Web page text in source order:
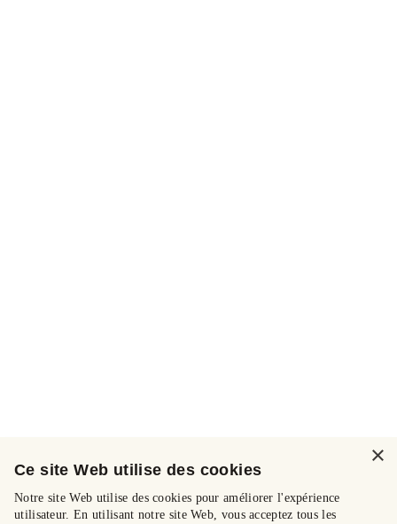
×
Ce site Web utilise des cookies
Notre site Web utilise des cookies pour améliorer l'expérience
utilisateur. En utilisant notre site Web, vous acceptez tous les